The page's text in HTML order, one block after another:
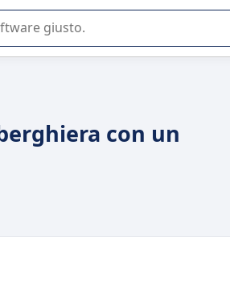
SaaS per la vostra azienda.
con un